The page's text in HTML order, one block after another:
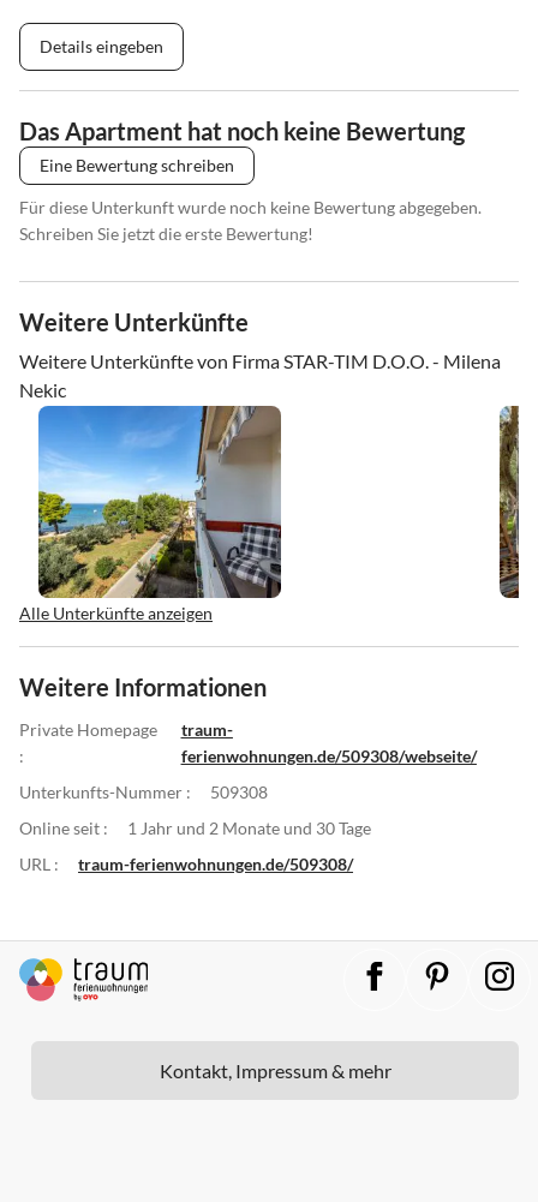
Details eingeben
Das Apartment hat noch keine Bewertung
Eine Bewertung schreiben
Für diese Unterkunft wurde noch keine Bewertung abgegeben.
Schreiben Sie jetzt die erste Bewertung!
Weitere Unterkünfte
Weitere Unterkünfte von Firma STAR-TIM D.O.O. - Milena
Nekic
Alle Unterkünfte anzeigen
Weitere Informationen
Private Homepage
:
traum-
ferienwohnungen.de/509308/webseite/
Unterkunfts-Nummer :
509308
Online seit :
1 Jahr und 2 Monate und 30 Tage
URL :
traum-ferienwohnungen.de/509308/
Kontakt, Impressum & mehr